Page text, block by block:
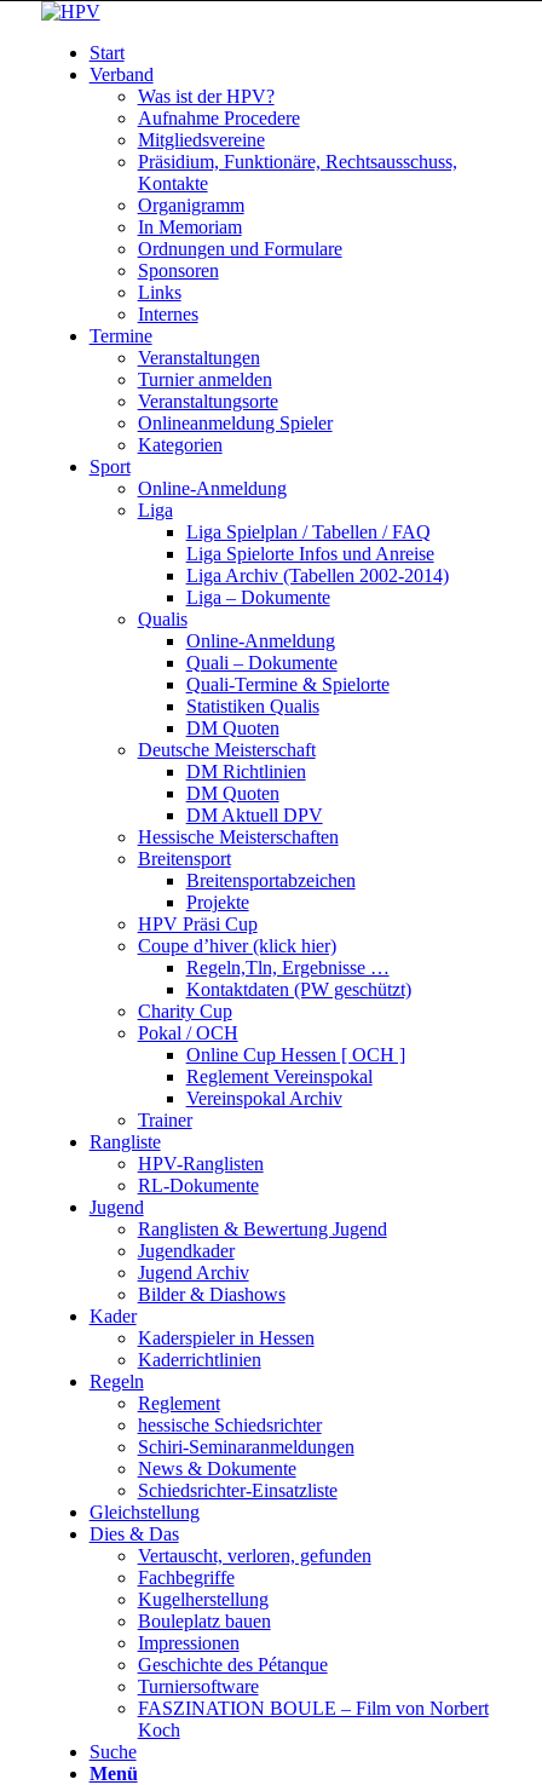
Start
Verband
Was ist der HPV?
Aufnahme Procedere
Mitgliedsvereine
Präsidium, Funktionäre, Rechtsausschuss,
Kontakte
Organigramm
In Memoriam
Ordnungen und Formulare
Sponsoren
Links
Internes
Termine
Veranstaltungen
Turnier anmelden
Veranstaltungsorte
Onlineanmeldung Spieler
Kategorien
Sport
Online-Anmeldung
Liga
Liga Spielplan / Tabellen / FAQ
Liga Spielorte Infos und Anreise
Liga Archiv (Tabellen 2002-2014)
Liga – Dokumente
Qualis
Online-Anmeldung
Quali – Dokumente
Quali-Termine & Spielorte
Statistiken Qualis
DM Quoten
Deutsche Meisterschaft
DM Richtlinien
DM Quoten
DM Aktuell DPV
Hessische Meisterschaften
Breitensport
Breitensportabzeichen
Projekte
HPV Präsi Cup
Coupe d’hiver (klick hier)
Regeln,Tln, Ergebnisse …
Kontaktdaten (PW geschützt)
Charity Cup
Pokal / OCH
Online Cup Hessen [ OCH ]
Reglement Vereinspokal
Vereinspokal Archiv
Trainer
Rangliste
HPV-Ranglisten
RL-Dokumente
Jugend
Ranglisten & Bewertung Jugend
Jugendkader
Jugend Archiv
Bilder & Diashows
Kader
Kaderspieler in Hessen
Kaderrichtlinien
Regeln
Reglement
hessische Schiedsrichter
Schiri-Seminaranmeldungen
News & Dokumente
Schiedsrichter-Einsatzliste
Gleichstellung
Dies & Das
Vertauscht, verloren, gefunden
Fachbegriffe
Kugelherstellung
Bouleplatz bauen
Impressionen
Geschichte des Pétanque
Turniersoftware
FASZINATION BOULE – Film von Norbert
Koch
Suche
Menü